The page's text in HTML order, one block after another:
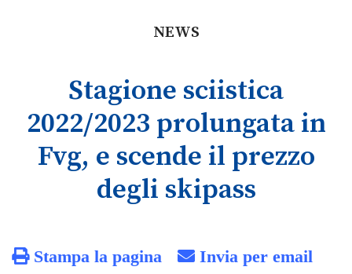
NEWS
Stagione sciistica
2022/2023 prolungata in
Fvg, e scende il prezzo
degli skipass
Stampa la pagina Invia per email